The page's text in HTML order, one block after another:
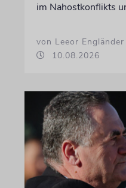
im Nahostkonflikts
von Leeor Engländer
10.08.2026